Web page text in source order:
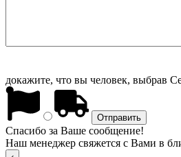
докажите, что вы человек, выбрав
Спасибо за Ваше сообщение!
Наш менеджер свяжется с Вами в